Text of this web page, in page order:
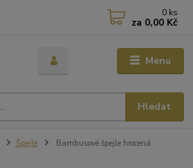
Menu
Hledat
0 ks
za 0,00 Kč
Špejle
Bambusové špejle hrocená